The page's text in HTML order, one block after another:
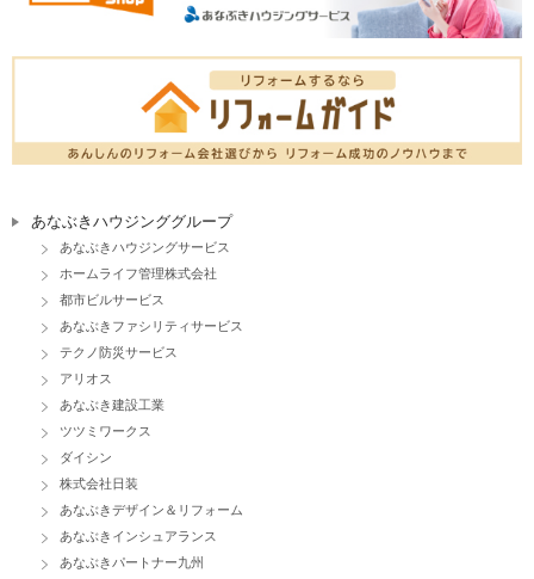
あなぶきハウジンググループ
あなぶきハウジングサービス
ホームライフ管理株式会社
都市ビルサービス
あなぶきファシリティサービス
テクノ防災サービス
アリオス
あなぶき建設工業
ツツミワークス
ダイシン
株式会社日装
あなぶきデザイン＆リフォーム
あなぶきインシュアランス
あなぶきパートナー九州